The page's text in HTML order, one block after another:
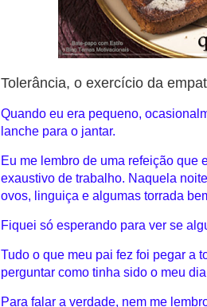
Tolerância, o exercício da
Quando eu era pequeno,
lanche para o jantar.
Eu me lembro de uma refeição que
exaustivo de trabalho. Naquela
ovos, linguiça e algumas torrada
Fiquei só esperando para ver se
Tudo o que meu pai fez foi pegar a
perguntar como tinha sido o meu
Para falar a verdade, nem me